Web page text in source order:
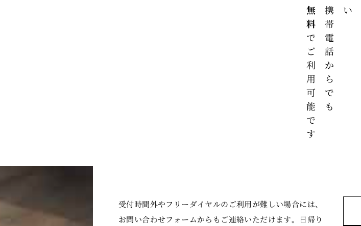
い
携帯電話からでも
無料
でご利用可能です
受付時間外やフリーダイヤルのご利用が難しい場合には、
お問い合わせフォームからもご連絡いただけます。日帰り